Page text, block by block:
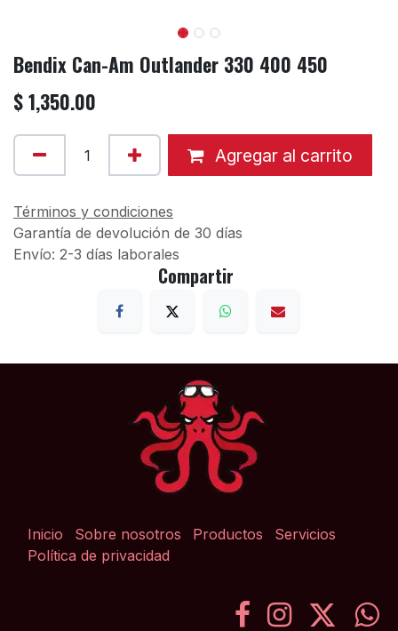
Bendix Can-Am Outlander 330 400 450
$1,350.00
Agregar al carrito
Términos y condiciones
Garantía de devolución de 30 días
Envío: 2-3 días laborales
Compartir
Inicio Sobre nosotros Productos
Servicios
Política de privacidad